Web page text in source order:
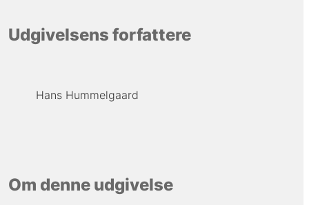
Udgivelsens forfattere
Hans Hummelgaard
Om denne udgivelse